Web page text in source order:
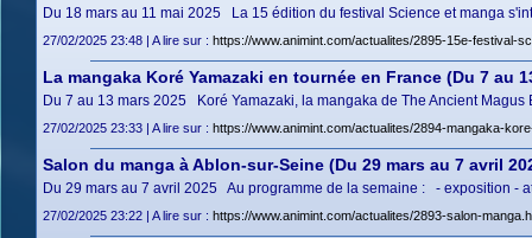
Du 18 mars au 11 mai 2025 La 15 édition du festival Science et manga
27/02/2025 23:48 | A lire sur : https://www.animint.com/actualites/2895-15e-festival-
La mangaka Koré Yamazaki en tournée en France (Du 7 au
Du 7 au 13 mars 2025 Koré Yamazaki, la mangaka de The Ancient
27/02/2025 23:33 | A lire sur : https://www.animint.com/actualites/2894-mangaka-
Salon du manga à Ablon-sur-Seine (Du 29 mars au 7 avril
Du 29 mars au 7 avril 2025 Au programme de la semaine : - exposition -
27/02/2025 23:22 | A lire sur : https://www.animint.com/actualites/2893-salon-